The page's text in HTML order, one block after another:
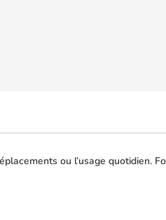
ou l’usage quotidien.